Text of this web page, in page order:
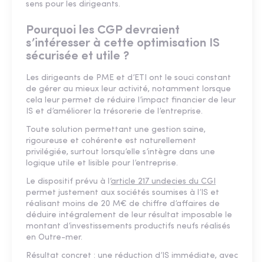
sens pour les dirigeants.
Pourquoi les CGP devraient
s’intéresser à cette optimisation IS
sécurisée et utile ?
Les dirigeants de PME et d’ETI ont le souci constant
de gérer au mieux leur activité, notamment lorsque
cela leur permet de réduire l’impact financier de leur
IS et d’améliorer la trésorerie de l’entreprise.
Toute solution permettant une gestion saine,
rigoureuse et cohérente est naturellement
privilégiée, surtout lorsqu’elle s’intègre dans une
logique utile et lisible pour l’entreprise.
Le dispositif prévu à l’article 217 undecies du CGI
permet justement aux sociétés soumises à l’IS et
réalisant moins de 20 M€ de chiffre d’affaires de
déduire intégralement de leur résultat imposable le
montant d’investissements productifs neufs réalisés
en Outre-mer.
Résultat concret : une réduction d’IS immédiate, avec